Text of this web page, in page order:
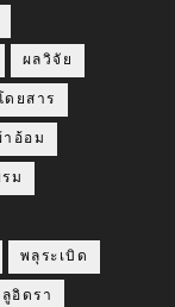
ผลวิจัย
ดยสาร
าอ้อม
ม
พลุระเบิด
อิดรา